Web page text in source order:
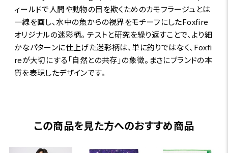
ィールドで人間や動物の目を欺くためのカモフラージュとは
一線を画し、水中の魚からの視界をモチーフにしたFoxfire
オリジナルの迷彩柄。 テストと研究を繰り返すことで、より細
かなパターンに仕上げた迷彩柄は、単に釣りではなく、Foxfi
reが大切にする「自然との共存」の象徴。まさにブランドの本
質を表現したデザインです。
この商品を見た方へのおすすめ商品